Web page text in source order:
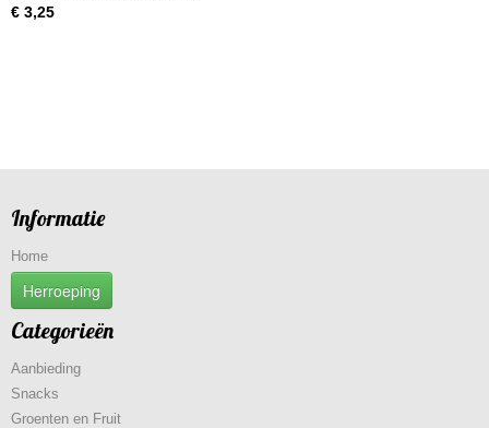
€ 3,25
Informatie
Home
Herroeping
Categorieën
Aanbieding
Snacks
Groenten en Fruit